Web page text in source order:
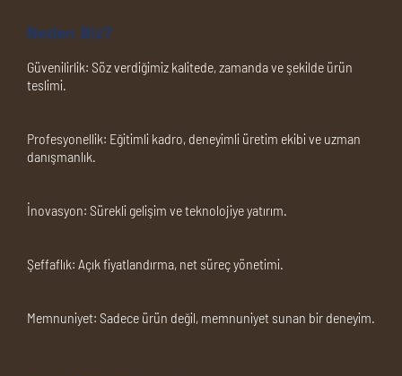
Neden Biz?
Güvenilirlik: Söz verdiğimiz kalitede, zamanda ve şekilde ürün
teslimi.
Profesyonellik: Eğitimli kadro, deneyimli üretim ekibi ve uzman
danışmanlık.
İnovasyon: Sürekli gelişim ve teknolojiye yatırım.
Şeffaflık: Açık fiyatlandırma, net süreç yönetimi.
Memnuniyet: Sadece ürün değil, memnuniyet sunan bir deneyim.